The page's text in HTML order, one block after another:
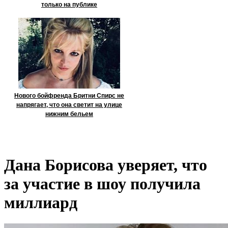
только на публике
Нового бойфренда Бритни Спирс не
напрягает, что она светит на улице
нижним бельем
Дана Борисова уверяет, что
за участие в шоу получила
миллиард